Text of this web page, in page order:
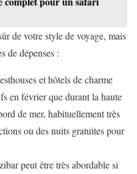
de votre style de voyage, mais
de dépenses :
et hôtels de charme
en février que durant la haute
de mer, habituellement très
ou des nuits gratuites pour
peut être très abordable si